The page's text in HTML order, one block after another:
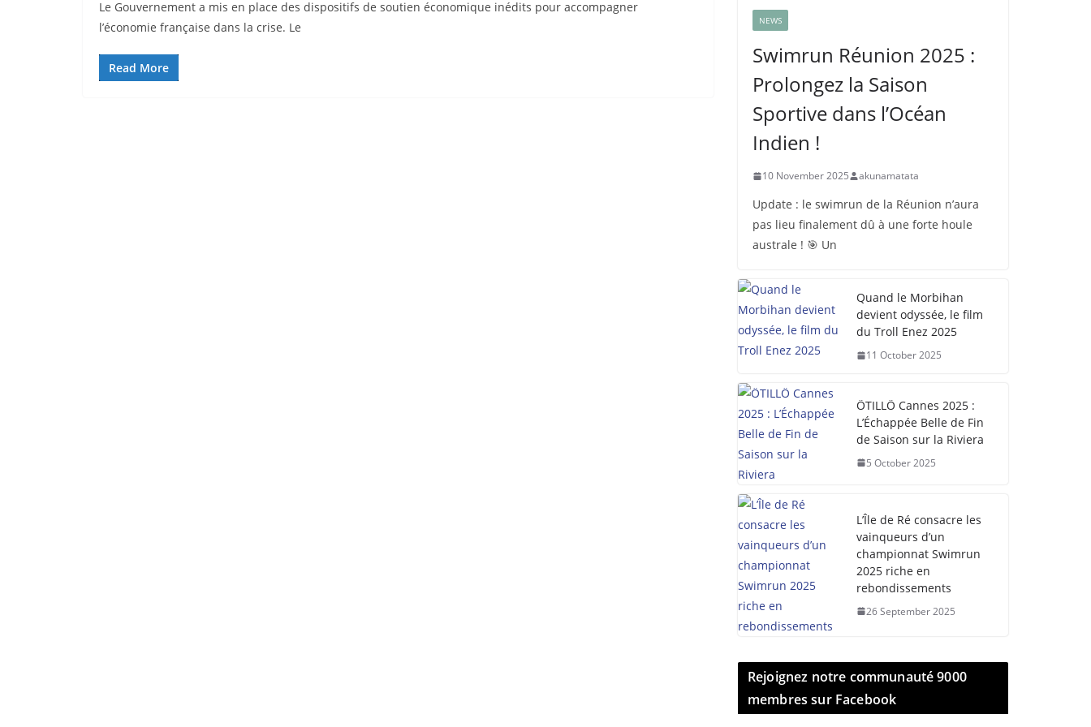
Le Gouvernement a mis en place des dispositifs de soutien économique inédits pour accompagner
l’économie française dans la crise. Le
Read More
NEWS
Swimrun Réunion 2025 :
Prolongez la Saison
Sportive dans l’Océan
Indien !
10 November 2025 akunamatata
Update : le swimrun de la Réunion n’aura
pas lieu finalement dû à une forte houle
australe ! 🎯 Un
Quand le Morbihan
devient odyssée, le film
du Troll Enez 2025
11 October 2025
ÖTILLÖ Cannes 2025 :
L’Échappée Belle de Fin
de Saison sur la Riviera
5 October 2025
L’Île de Ré consacre les
vainqueurs d’un
championnat Swimrun
2025 riche en
rebondissements
26 September 2025
Rejoignez notre communauté 9000
membres sur Facebook